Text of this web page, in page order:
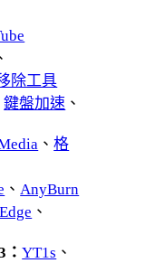
除工具
鍵盤加速 、
、格
、 AnyBurn
Edge 、
：YT1s 、